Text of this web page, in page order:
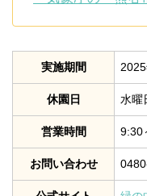
実施期間
休園日 水曜
営業時間 9:30
お問い合わせ